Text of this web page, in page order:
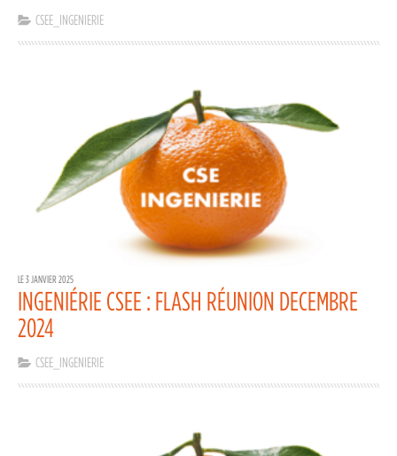
CSEE_INGENIERIE
LE 3 JANVIER 2025
INGENIÉRIE CSEE : FLASH RÉUNION DECEMBRE
2024
CSEE_INGENIERIE